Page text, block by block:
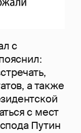
с
а также
с мест
Путин